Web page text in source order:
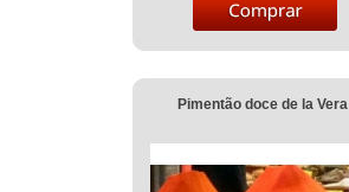
Pimentão doce de la Vera